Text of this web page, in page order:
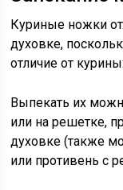
Куриные ножки
духовке,
отличие от
Выпекать их
или на решетке,
духовке (также
или противень с